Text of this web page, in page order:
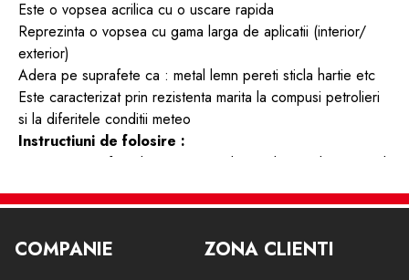
Este o vopsea acrilica cu o uscare rapida
Reprezinta o vopsea cu gama larga de aplicatii (interior/
exterior)
Adera pe suprafete ca : metal lemn pereti sticla hartie etc
Este caracterizat prin rezistenta marita la compusi petrolieri
si la diferitele conditii meteo
Instructiuni de folosire :
-Curatati suprafata de orice urma de murdarie aplicati primul
minute inainte de utilizare . Tineti spray-ul in pozitie verticala
cm . Aplicati in strat subtire si repetati actiunea de 2- 3 ori la
COMPANIE ZONA CLIENTI